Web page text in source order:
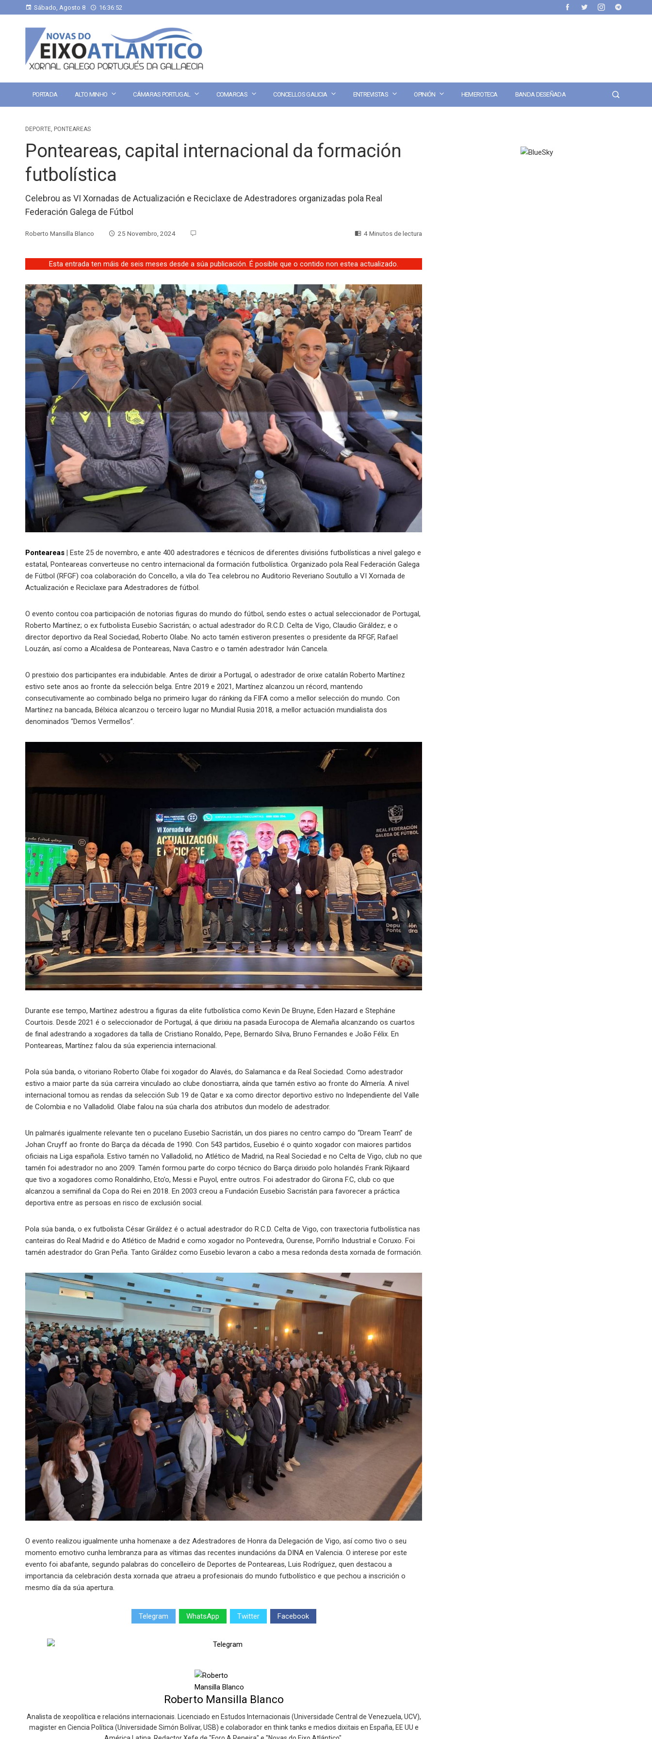
Sábado, Agosto 8 16:36:53
PORTADA ALTO MINHO CÁMARAS PORTUGAL COMARCAS CONCELLOS GALICIA ENTREVISTAS OPINIÓN HEMEROTECA BANDA DESEÑADA
DEPORTE, PONTEAREAS
Ponteareas, capital internacional da formación
futbolística
Celebrou as VI Xornadas de Actualización e Reciclaxe de Adestradores organizadas pola Real
Federación Galega de Fútbol
Roberto Mansilla Blanco 25 Novembro, 2024 4 Minutos de lectura
Esta entrada ten máis de seis meses desde a súa publicación. É posible que o contido non estea actualizado.
Ponteareas
Este 25 de novembro, e ante 400 adestradores e técnicos de diferentes divisións futbolísticas a nivel galego e
estatal, Ponteareas converteuse no centro internacional da formación futbolística. Organizado pola Real Federación Galega
de Fútbol (RFGF) coa colaboración do Concello, a vila do Tea celebrou no Auditorio Reveriano Soutullo a VI Xornada de
Actualización e Reciclaxe para Adestradores de fútbol.
O evento contou coa participación de notorias figuras do mundo do fútbol, sendo estes o actual seleccionador de Portugal,
Roberto Martínez; o ex futbolista Eusebio Sacristán; o actual adestrador do R.C.D. Celta de Vigo, Claudio Giráldez; e o
director deportivo da Real Sociedad, Roberto Olabe. No acto tamén estiveron presentes o presidente da RFGF, Rafael
Louzán, así como a Alcaldesa de Ponteareas, Nava Castro e o tamén adestrador Iván Cancela.
O prestixio dos participantes era indubidable. Antes de dirixir a Portugal, o adestrador de orixe catalán Roberto Martínez
estivo sete anos ao fronte da selección belga. Entre 2019 e 2021, Martínez alcanzou un récord, mantendo
consecutivamente ao combinado belga no primeiro lugar do ránking da FIFA como a mellor selección do mundo. Con
Martínez na bancada, Bélxica alcanzou o terceiro lugar no Mundial Rusia 2018, a mellor actuación mundialista dos
denominados “Demos Vermellos”.
Durante ese tempo, Martínez adestrou a figuras da elite futbolística como Kevin De Bruyne, Eden Hazard e Stepháne
Courtois. Desde 2021 é o seleccionador de Portugal, á que dirixiu na pasada Eurocopa de Alemaña alcanzando os cuartos
de final adestrando a xogadores da talla de Cristiano Ronaldo, Pepe, Bernardo Silva, Bruno Fernandes e João Félix. En
Ponteareas, Martínez falou da súa experiencia internacional.
Pola súa banda, o vitoriano Roberto Olabe foi xogador do Alavés, do Salamanca e da Real Sociedad. Como adestrador
estivo a maior parte da súa carreira vinculado ao clube donostiarra, aínda que tamén estivo ao fronte do Almería. A nivel
internacional tomou as rendas da selección Sub 19 de Qatar e xa como director deportivo estivo no Independiente del Valle
de Colombia e no Valladolid. Olabe falou na súa charla dos atributos dun modelo de adestrador.
Un palmarés igualmente relevante ten o pucelano Eusebio Sacristán, un dos piares no centro campo do “Dream Team” de
Johan Cruyff ao fronte do Barça da década de 1990. Con 543 partidos, Eusebio é o quinto xogador con maiores partidos
oficiais na Liga española. Estivo tamén no Valladolid, no Atlético de Madrid, na Real Sociedad e no Celta de Vigo, club no que
tamén foi adestrador no ano 2009. Tamén formou parte do corpo técnico do Barça dirixido polo holandés Frank Rijkaard
que tivo a xogadores como Ronaldinho, Eto’o, Messi e Puyol, entre outros. Foi adestrador do Girona F.C, club co que
alcanzou a semifinal da Copa do Rei en 2018. En 2003 creou a Fundación Eusebio Sacristán para favorecer a práctica
deportiva entre as persoas en risco de exclusión social.
Pola súa banda, o ex futbolista César Giráldez é o actual adestrador do R.C.D. Celta de Vigo, con traxectoria futbolística nas
canteiras do Real Madrid e do Atlético de Madrid e como xogador no Pontevedra, Ourense, Porriño Industrial e Coruxo. Foi
tamén adestrador do Gran Peña. Tanto Giráldez como Eusebio levaron a cabo a mesa redonda desta xornada de formación.
O evento realizou igualmente unha homenaxe a dez Adestradores de Honra da Delegación de Vigo, así como tivo o seu
momento emotivo cunha lembranza para as vítimas das recentes inundacións da DINA en Valencia. O interese por este
evento foi abafante, segundo palabras do concelleiro de Deportes de Ponteareas, Luis Rodríguez, quen destacou a
importancia da celebración desta xornada que atraeu a profesionais do mundo futbolístico e que pechou a inscrición o
mesmo día da súa apertura.
Telegram WhatsApp Twitter Facebook
Roberto Mansilla Blanco
Analista de xeopolítica e relacións internacionais. Licenciado en Estudos Internacionais (Universidade Central de Venezuela, UCV),
magister en Ciencia Política (Universidade Simón Bolívar, USB) e colaborador en think tanks e medios dixitais en España, EE UU e